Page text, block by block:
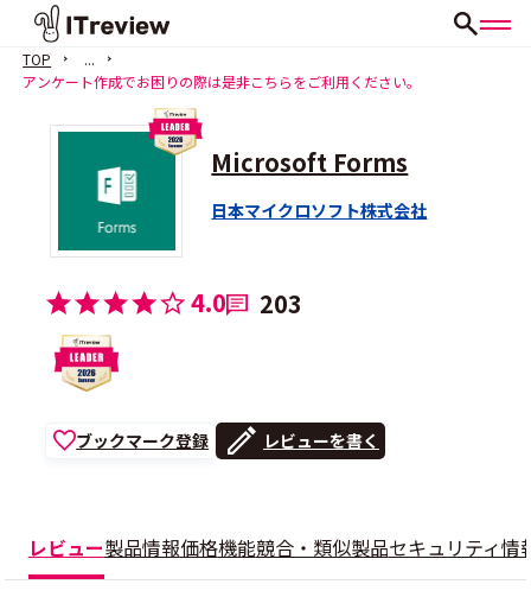
TOP
...
アンケート作成でお困りの際は是非こちらをご利用ください。
Microsoft Forms
日本マイクロソフト株式会社
4.0 203
ブックマーク登録 レビューを書く
レビュー製品情報価格機能競合・類似製品セキュリティ情